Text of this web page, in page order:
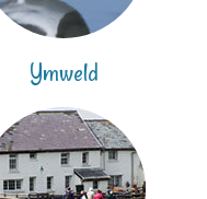
Ymweld